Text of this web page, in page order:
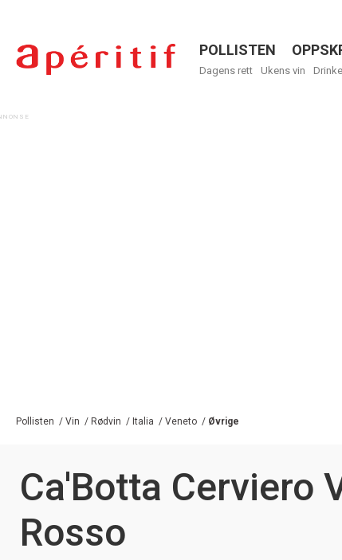
Menu
POLLISTEN
Dagens rett Ukens vin
Pollisten / Vin / Rødvin / Italia / Veneto / Øvrige
Ca'Botta Cerviero
Rosso